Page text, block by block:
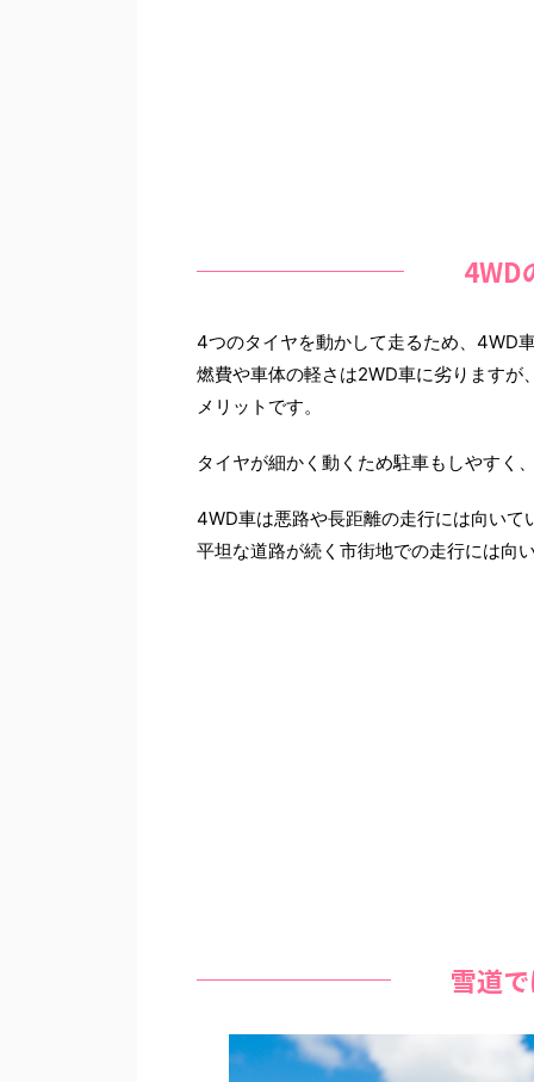
4WD
4つのタイヤを動かして走るため、4WD
燃費や車体の軽さは2WD車に劣ります
メリットです。
タイヤが細かく動くため駐車もしやすく
4WD車は悪路や長距離の走行には向いて
平坦な道路が続く市街地での走行には向
雪道